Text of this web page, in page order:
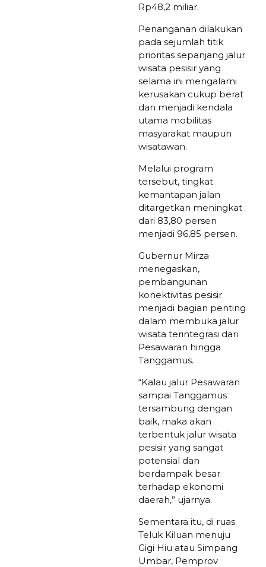
Rp48,2 miliar.
Penanganan dilakukan
pada sejumlah titik
prioritas sepanjang jalur
wisata pesisir yang
selama ini mengalami
kerusakan cukup berat
dan menjadi kendala
utama mobilitas
masyarakat maupun
wisatawan.
Melalui program
tersebut, tingkat
kemantapan jalan
ditargetkan meningkat
dari 83,80 persen
menjadi 96,85 persen.
Gubernur Mirza
menegaskan,
pembangunan
konektivitas pesisir
menjadi bagian penting
dalam membuka jalur
wisata terintegrasi dari
Pesawaran hingga
Tanggamus.
“Kalau jalur Pesawaran
sampai Tanggamus
tersambung dengan
baik, maka akan
terbentuk jalur wisata
pesisir yang sangat
potensial dan
berdampak besar
terhadap ekonomi
daerah,” ujarnya.
Sementara itu, di ruas
Teluk Kiluan menuju
Gigi Hiu atau Simpang
Umbar, Pemprov